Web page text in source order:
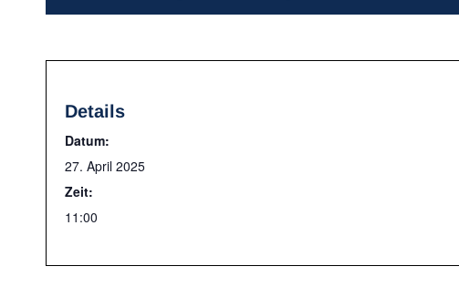
Details
Datum:
27. April 2025
Zeit:
11:00